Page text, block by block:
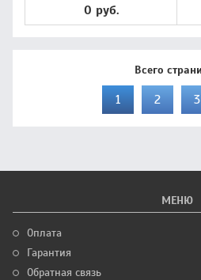
0 руб.
Всего
1 2 3
МЕНЮ
Оплата
Гарантия
Обратная связь